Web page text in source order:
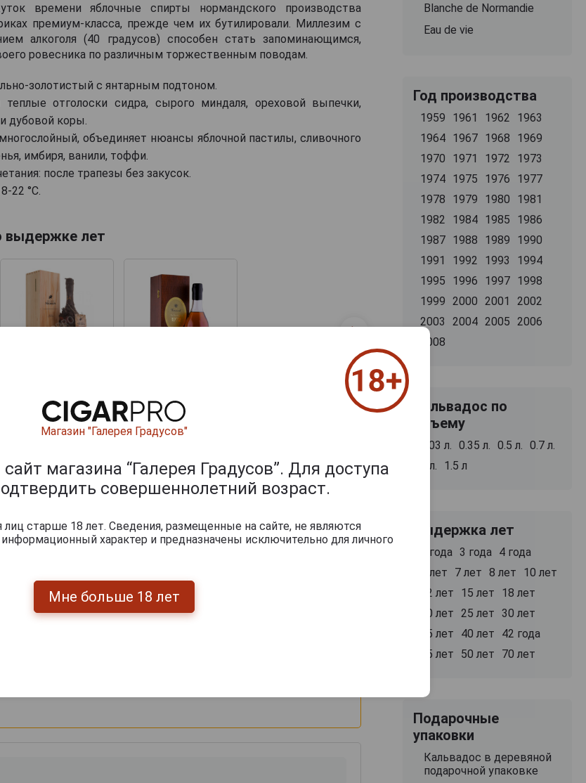
времени яблочные спирты нормандского производства
премиум-класса, прежде чем их бутилировали. Миллезим с
алкоголя (40 градусов) способен стать запоминающимся,
ровесника по различным торжественным поводам.
золотистый с янтарным подтоном.
теплые отголоски сидра, сырого миндаля, ореховой выпечки,
дубовой коры.
объединяет нюансы яблочной пастилы, сливочного
имбиря, ванили, тоффи.
после трапезы без закусок.
22 °С.
выдержке лет
27 920 руб. 65 000 руб.
производства
11 748 руб. 48 887 руб.
Blanche de Normandie
Eau de vie
Год производства
1959 1961 1962
1963
1964 1967 1968
1969
1970
1971 1972
1973
1974 1975 1976
1977
1978
1979 1980
1981
1982
1984 1985
1986
1987 1988 1989
1990
1991
1992 1993
1994
1995
1996 1997 1998
1999
2000 2001
2002
2003
2004 2005
2006
2008
Кальвадос по
объему
0.03 л. 0.35 л. 0.5 л.
0.7 л.
1 л.
1.5 л
Выдержка лет
2 года 3 года
4 года
5 лет
7 лет 8 лет
10 лет
12 лет
15 лет
18 лет
20 лет
25 лет 30 лет
35 лет
40 лет
42 года
45 лет
50 лет 70 лет
Подарочные
упаковки
Кальвадос в деревяной
подарочной упаковке
Магазин "Галерея Градусов"
магазина “Галерея Градусов”. Для доступа
совершеннолетний возраст.
старше 18 лет. Сведения, размещенные на сайте, не являются
характер и предназначены исключительно для личного
Мне больше 18 лет